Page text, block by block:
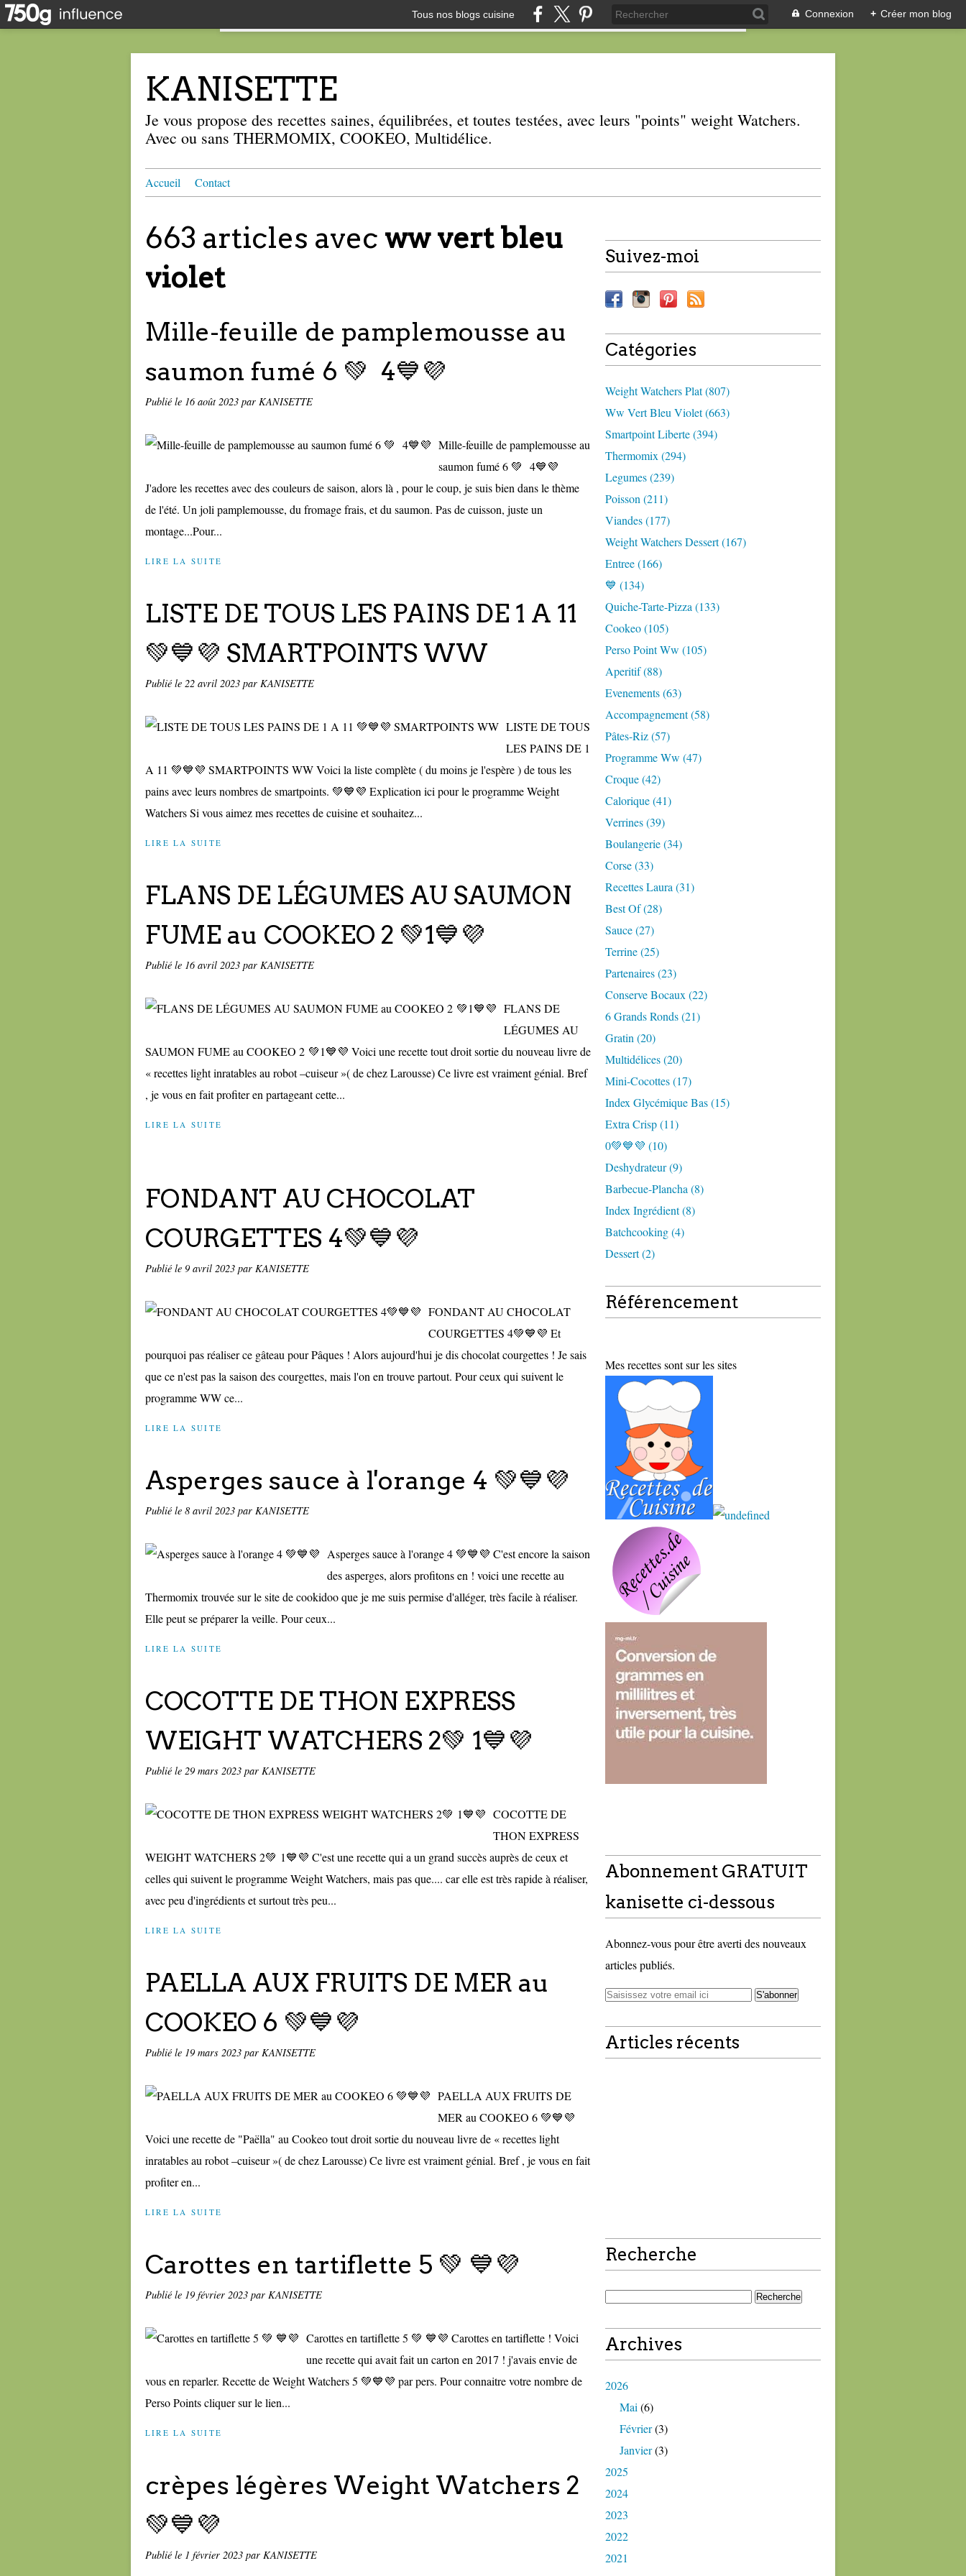
Tous nos blogs cuisine Connexion + Créer mon blog
KANISETTE
Je vous propose des recettes saines, équilibrées, et toutes testées, avec leurs "points" weight Watchers.
Avec ou sans THERMOMIX, COOKEO, Multidélice.
Accueil Contact
663 articles avec ww vert bleu
violet
Mille-feuille de pamplemousse au
saumon fumé 6 💚 4💙💜
Publié le 16 août 2023 par KANISETTE
Mille-feuille de pamplemousse au
saumon fumé 6 💚 4💙💜
J'adore les recettes avec des couleurs de saison, alors là , pour le coup, je suis bien dans le thème
de l'été. Un joli pamplemousse, du fromage frais, et du saumon. Pas de cuisson, juste un
montage...Pour...
LIRE LA SUITE
LISTE DE TOUS LES PAINS DE 1 A 11
💚💙💜 SMARTPOINTS WW
Publié le 22 avril 2023 par KANISETTE
LISTE DE TOUS
LES PAINS DE 1
A 11 💚💙💜 SMARTPOINTS WW Voici la liste complète ( du moins je l'espère ) de tous les
pains avec leurs nombres de smartpoints. 💚💙💜 Explication ici pour le programme Weight
Watchers Si vous aimez mes recettes de cuisine et souhaitez...
LIRE LA SUITE
FLANS DE LÉGUMES AU SAUMON
FUME au COOKEO 2 💚1💙💜
Publié le 16 avril 2023 par KANISETTE
FLANS DE
LÉGUMES AU
SAUMON FUME au COOKEO 2 💚1💙💜 Voici une recette tout droit sortie du nouveau livre de
« recettes light inratables au robot –cuiseur »( de chez Larousse) Ce livre est vraiment génial. Bref
, je vous en fait profiter en partageant cette...
LIRE LA SUITE
FONDANT AU CHOCOLAT
COURGETTES 4💚💙💜
Publié le 9 avril 2023 par KANISETTE
FONDANT AU CHOCOLAT
COURGETTES 4💚💙💜 Et
pourquoi pas réaliser ce gâteau pour Pâques ! Alors aujourd'hui je dis chocolat courgettes ! Je sais
que ce n'est pas la saison des courgettes, mais l'on en trouve partout. Pour ceux qui suivent le
programme WW ce...
LIRE LA SUITE
Asperges sauce à l'orange 4 💚💙💜
Publié le 8 avril 2023 par KANISETTE
Asperges sauce à l'orange 4 💚💙💜 C'est encore la saison
des asperges, alors profitons en ! voici une recette au
Thermomix trouvée sur le site de cookidoo que je me suis permise d'alléger, très facile à réaliser.
Elle peut se préparer la veille. Pour ceux...
LIRE LA SUITE
COCOTTE DE THON EXPRESS
WEIGHT WATCHERS 2💚 1💙💜
Publié le 29 mars 2023 par KANISETTE
COCOTTE DE
THON EXPRESS
WEIGHT WATCHERS 2💚 1💙💜 C'est une recette qui a un grand succès auprès de ceux et
celles qui suivent le programme Weight Watchers, mais pas que.... car elle est très rapide à réaliser,
avec peu d'ingrédients et surtout très peu...
LIRE LA SUITE
PAELLA AUX FRUITS DE MER au
COOKEO 6 💚💙💜
Publié le 19 mars 2023 par KANISETTE
PAELLA AUX FRUITS DE
MER au COOKEO 6 💚💙💜
Voici une recette de "Paëlla" au Cookeo tout droit sortie du nouveau livre de « recettes light
inratables au robot –cuiseur »( de chez Larousse) Ce livre est vraiment génial. Bref , je vous en fait
profiter en...
LIRE LA SUITE
Carottes en tartiflette 5 💚 💙💜
Publié le 19 février 2023 par KANISETTE
Carottes en tartiflette 5 💚 💙💜 Carottes en tartiflette ! Voici
une recette qui avait fait un carton en 2017 ! j'avais envie de
vous en reparler. Recette de Weight Watchers 5 💚💙💜 par pers. Pour connaitre votre nombre de
Perso Points cliquer sur le lien...
LIRE LA SUITE
crèpes légères Weight Watchers 2
💚💙💜
Publié le 1 février 2023 par KANISETTE
Suivez-moi
Catégories
Weight Watchers Plat (807)
Ww Vert Bleu Violet (663)
Smartpoint Liberte (394)
Thermomix (294)
Legumes (239)
Poisson (211)
Viandes (177)
Weight Watchers Dessert (167)
Entree (166)
💙 (134)
Quiche-Tarte-Pizza (133)
Cookeo (105)
Perso Point Ww (105)
Aperitif (88)
Evenements (63)
Accompagnement (58)
Pâtes-Riz (57)
Programme Ww (47)
Croque (42)
Calorique (41)
Verrines (39)
Boulangerie (34)
Corse (33)
Recettes Laura (31)
Best Of (28)
Sauce (27)
Terrine (25)
Partenaires (23)
Conserve Bocaux (22)
6 Grands Ronds (21)
Gratin (20)
Multidélices (20)
Mini-Cocottes (17)
Index Glycémique Bas (15)
Extra Crisp (11)
0💚💙💜 (10)
Deshydrateur (9)
Barbecue-Plancha (8)
Index Ingrédient (8)
Batchcooking (4)
Dessert (2)
Référencement
Mes recettes sont sur les sites
Abonnement GRATUIT
kanisette ci-dessous
Abonnez-vous pour être averti des nouveaux
articles publiés.
Articles récents
Recherche
Archives
2026
Mai (6)
Février(3)
Janvier(3)
2025
2024
2023
2022
2021